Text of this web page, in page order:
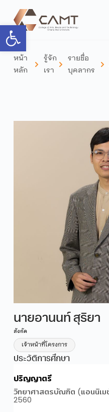
Open toolbar
หน้า
หลัก
รู้จัก
เรา
รายชื่อ
บุคลากร
นายอานนท์ สุริยา
สังกัด
เจ้าหน้าที่โครงการ
ประวัติการศึกษา